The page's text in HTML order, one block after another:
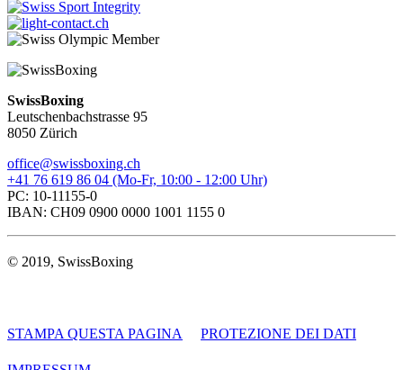
SwissBoxing
Leutschenbachstrasse 95
8050 Zürich
office@swissboxing.ch
+41 76 619 86 04 (Mo-Fr, 10:00 - 12:00 Uhr)
PC: 10-11155-0
IBAN: CH09 0900 0000 1001 1155 0
© 2019, SwissBoxing
STAMPA QUESTA PAGINA PROTEZIONE DEI DATI